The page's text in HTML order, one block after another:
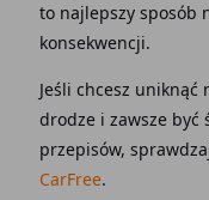
to najlepszy sposób
konsekwencji.
Jeśli chcesz
drodze i zawsze być
przepisów,
CarFree.